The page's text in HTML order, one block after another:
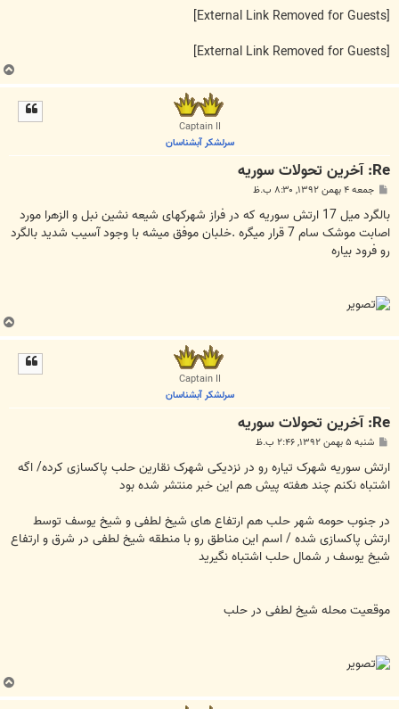
ب
ا
Captain II
سرلشکر آبشناسان
Re: آخرين تحولات سوريه
پ
ت
جمعه ۴ بهمن ۱۳۹۲, ۸:۳۰ ب.ظ
بالگرد میل 17 ارتش سوریه که در فراز شهرکهای شیعه نشین نبل و الزهرا مورد
اصابت موشک سام 7 قرار میگره .خلبان موفق میشه با وجود آسیب شدید بالگرد
رو فرود بیاره
ب
ا
Captain II
سرلشکر آبشناسان
Re: آخرين تحولات سوريه
پ
ت
شنبه ۵ بهمن ۱۳۹۲, ۲:۴۶ ب.ظ
ارتش سوریه شهرک تیاره رو در نزدیکی شهرک نقارین حلب پاکسازی کرده/ اگه
اشتباه نکنم چند هفته پیش هم این خبر منتشر شده بود
در جنوب حومه شهر حلب هم ارتفاع های شیخ لطفی و شیخ یوسف توسط
ارتش پاکسازی شده / اسم این مناطق رو با منطقه شیخ لطفی در شرق و ارتفاع
شیخ یوسف ر شمال حلب اشتباه نگیرید
موقعیت محله شیخ لطفی در حلب
ب
ا